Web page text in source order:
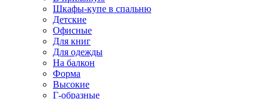
Шкафы-купе в спальню
Детские
Офисные
Для книг
Для одежды
На балкон
Форма
Высокие
Г-образные